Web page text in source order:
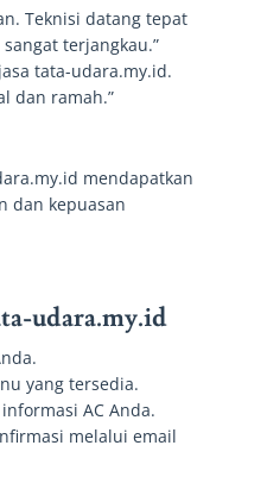
Teknisi datang tepat
terjangkau.”
tata-udara.my.id.
dan ramah.”
mendapatkan
dan kepuasan
udara.my.id
yang tersedia.
AC Anda.
melalui email